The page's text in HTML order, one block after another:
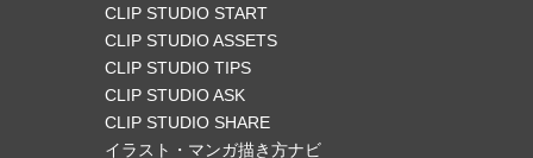
CLIP STUDIO START
CLIP STUDIO ASSETS
CLIP STUDIO TIPS
CLIP STUDIO ASK
CLIP STUDIO SHARE
イラスト・マンガ描き方ナビ